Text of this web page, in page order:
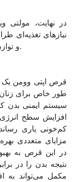
در نهایت، مولتی
نیازهای تغذیه‌ای
و توازن مواد مغذی در بدن است، نه افزایش وزن.
قرص اپتی وومن یک
طور خاص برای
سیستم ایمنی بدن
افزایش سطح
کم‌خونی یاری
مزایای متعددی
در این قرص به
نتیجه بدن را در
مکمل می‌تواند به